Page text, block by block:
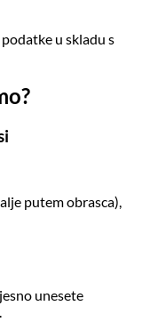
u skladu s
putem obrasca),
unesete